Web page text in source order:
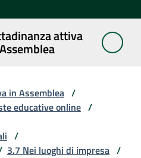
attiva
in Assemblea /
educative online /
/
3.7 Nei luoghi di impresa /